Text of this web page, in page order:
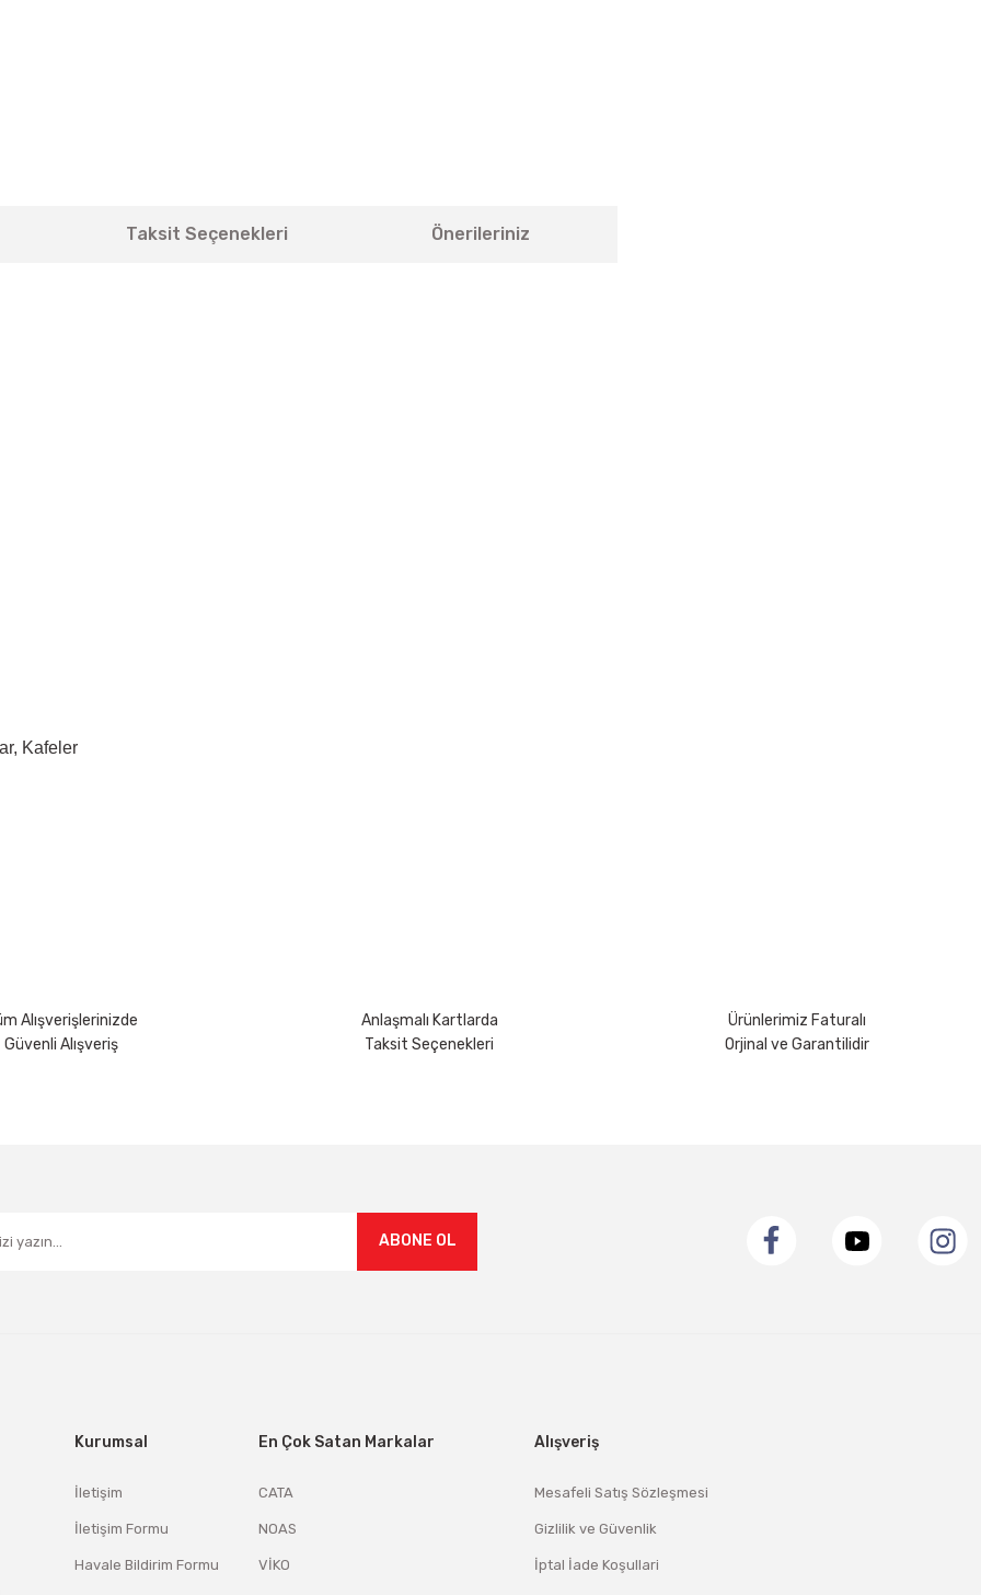
Taksit Seçenekleri Önerileriniz
Kafeler
Alışverişlerinizde
Güvenli Alışveriş
Anlaşmalı Kartlarda
Taksit Seçenekleri
Ürünlerimiz Faturalı
Orjinal ve Garantilidir
ABONE OL
Kurumsal
İletişim
İletişim Formu
Havale Bildirim Formu
En Çok Satan Markalar
CATA
NOAS
VİKO
Alışveriş
Mesafeli Satış Sözleşmesi
Gizlilik ve Güvenlik
İptal İade Koşullari